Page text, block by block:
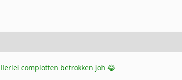
complotten betrokken joh 😂